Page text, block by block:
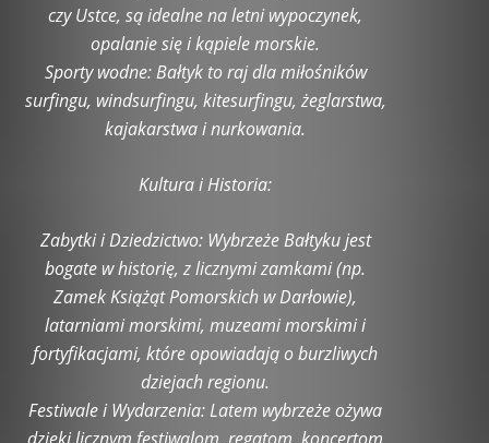
czy Ustce, są idealne na letni wypoczynek,
opalanie się i kąpiele morskie.
Sporty wodne: Bałtyk to raj dla miłośników
surfingu, windsurfingu, kitesurfingu, żeglarstwa,
kajakarstwa i nurkowania.
Kultura i Historia:
Zabytki i Dziedzictwo: Wybrzeże Bałtyku jest
bogate w historię, z licznymi zamkami (np.
Zamek Książąt Pomorskich w Darłowie),
latarniami morskimi, muzeami morskimi i
fortyfikacjami, które opowiadają o burzliwych
dziejach regionu.
Festiwale i Wydarzenia: Latem wybrzeże ożywa